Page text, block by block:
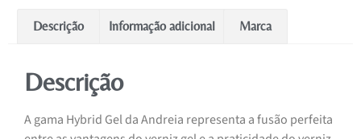
Descrição Informação adicional Marca
Descrição
A gama Hybrid Gel da Andreia representa a fusão perfeita